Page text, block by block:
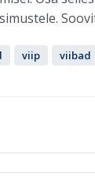
viip viibad